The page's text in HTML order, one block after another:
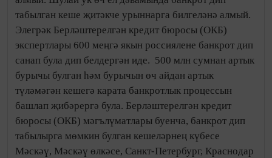
табылган кеше җитәкче урыннарга билгеләнә алмый.
Элегрәк Берләштерелгән кредит бюросы (ОКБ)
экспертлары 600 меңгә якын россиялене банкрот дип
санап була дип белдергән иде. 500 млн сумнан артык
бурычы булган һәм бурычын өч айдан артык
түләмәгән кешегә карата банкротлык процессын
башлап җибәрергә була. Берләштерелгән кредит
бюросы (ОКБ) мәгълүматлары буенча, банкрот дип
табылырга мөмкин булган кешеләрнең күбесе
Мәскәү, Мәскәү өлкәсе, Санкт-Петербург, Краснодар